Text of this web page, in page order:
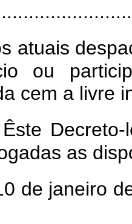
atuais
ou
cem a livre
as
de janeiro